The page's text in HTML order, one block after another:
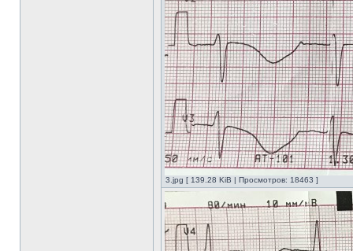
3.jpg [ 139.28 KiB | Просмотров: 18463 ]